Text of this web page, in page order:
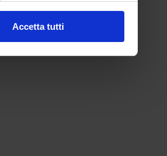
Accetta tutti